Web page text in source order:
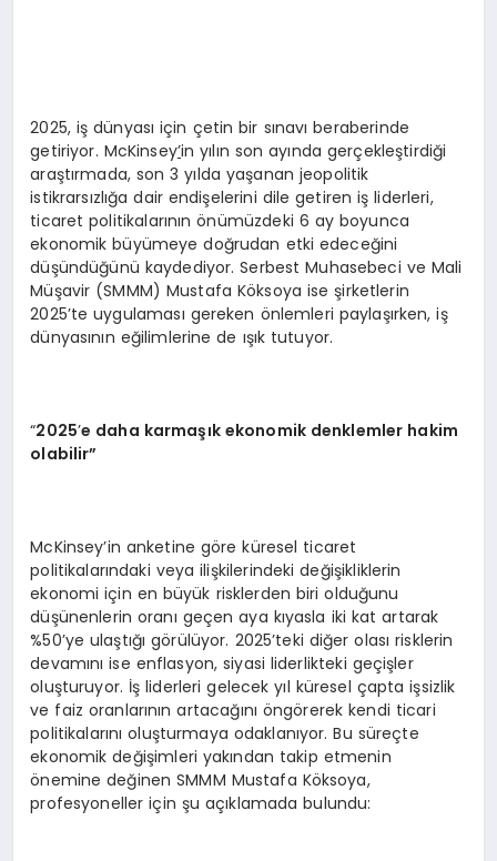
2025, iş dünyası için çetin bir sınavı beraberinde
getiriyor. McKinsey’in yılın son ayında gerçekleştirdiği
araştırmada, son 3 yılda yaşanan jeopolitik
istikrarsızlığa dair endişelerini dile getiren iş liderleri,
ticaret politikalarının önümüzdeki 6 ay boyunca
ekonomik büyümeye doğrudan etki edeceğini
düşündüğünü kaydediyor. Serbest Muhasebeci ve Mali
Müşavir (SMMM) Mustafa Köksoya ise şirketlerin
2025’te uygulaması gereken önlemleri paylaşırken, iş
dünyasının eğilimlerine de ışık tutuyor.
“2025’e daha karmaşık ekonomik denklemler hakim
olabilir”
McKinsey’in anketine göre küresel ticaret
politikalarındaki veya ilişkilerindeki değişikliklerin
ekonomi için en büyük risklerden biri olduğunu
düşünenlerin oranı geçen aya kıyasla iki kat artarak
%50’ye ulaştığı görülüyor. 2025’teki diğer olası risklerin
devamını ise enflasyon, siyasi liderlikteki geçişler
oluşturuyor. İş liderleri gelecek yıl küresel çapta işsizlik
ve faiz oranlarının artacağını öngörerek kendi ticari
politikalarını oluşturmaya odaklanıyor. Bu süreçte
ekonomik değişimleri yakından takip etmenin
önemine değinen SMMM Mustafa Köksoya,
profesyoneller için şu açıklamada bulundu: